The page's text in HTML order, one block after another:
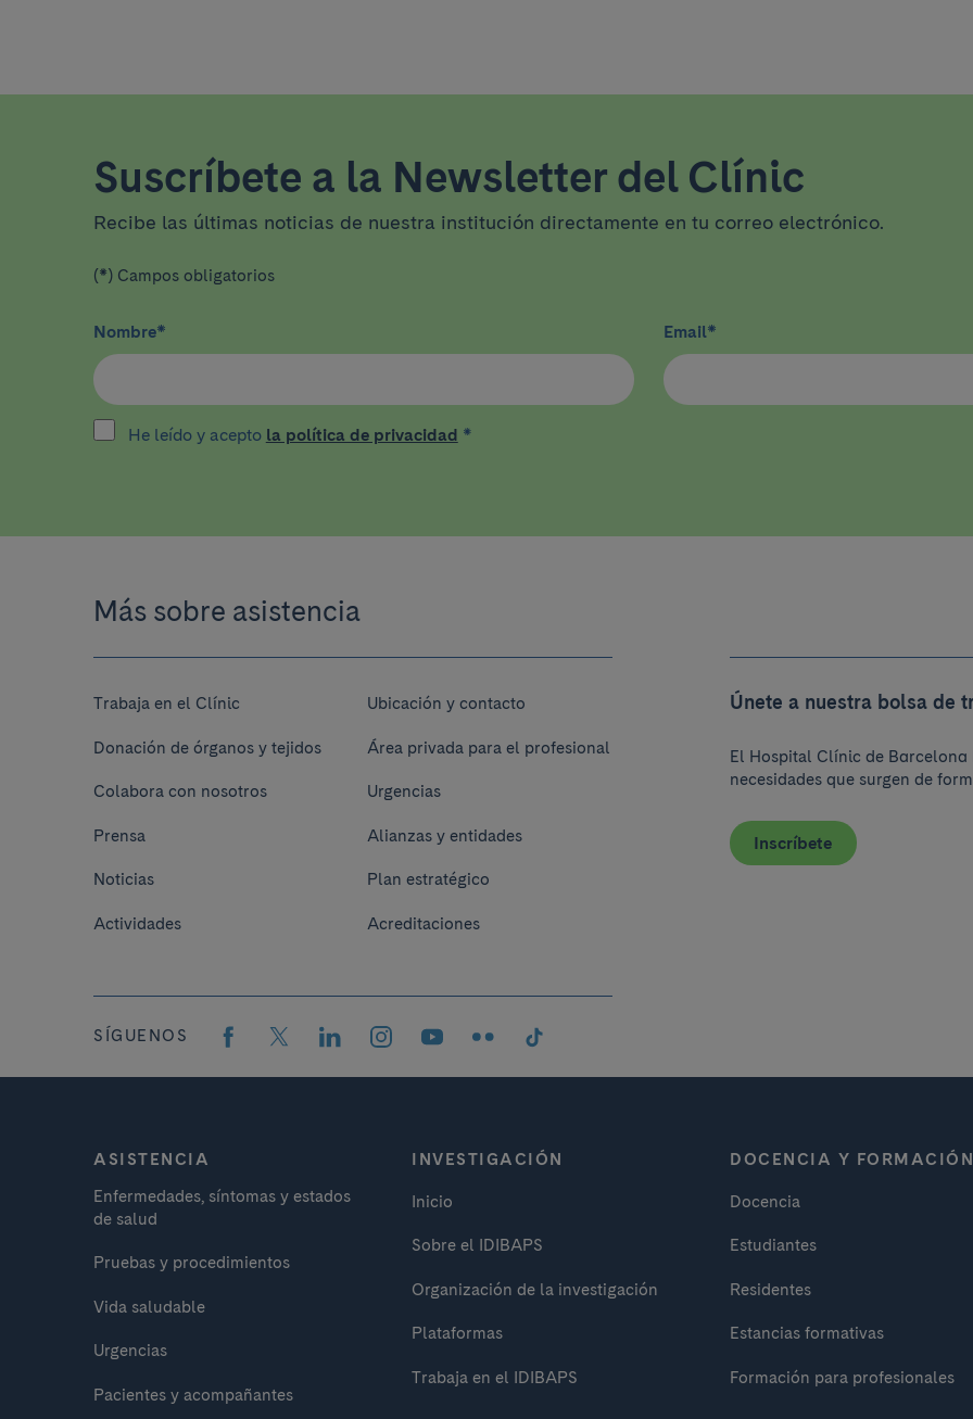
Suscríbete a la Newsletter del Clínic
Recibe las últimas noticias de nuestra institución directamente en tu correo electrónico.
(*) Campos obligatorios
Nombre* Email*
He leído y acepto la política de privacidad *
Más sobre asistencia
Trabaja en el Clínic
Donación de órganos y tejidos
Colabora con nosotros
Prensa
Noticias
Actividades
Ubicación y contacto
Área privada para el profesional
Urgencias
Alianzas y entidades
Plan estratégico
Acreditaciones
Únete a nuestra bolsa de
El Hospital Clínic de
necesidades que surgen de
Inscríbete
SÍGUENOS
ASISTENCIA
Enfermedades, síntomas y estados
de salud
Pruebas y procedimientos
Vida saludable
Urgencias
Pacientes y acompañantes
INVESTIGACIÓN
Inicio
Sobre el IDIBAPS
Organización de la investigación
Plataformas
Trabaja en el IDIBAPS
DOCENCIA Y FORMACIÓN
Docencia
Estudiantes
Residentes
Estancias formativas
Formación para profesionales